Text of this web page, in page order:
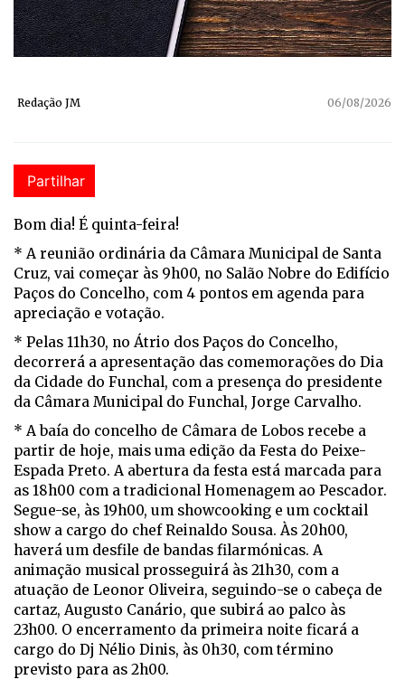
Redação JM 06/08/2026
Partilhar
Bom dia! É quinta-feira!
* A reunião ordinária da Câmara Municipal de Santa
Cruz, vai começar às 9h00, no Salão Nobre do Edifício
Paços do Concelho, com 4 pontos em agenda para
apreciação e votação.
* Pelas 11h30, no Átrio dos Paços do Concelho,
decorrerá a apresentação das comemorações do Dia
da Cidade do Funchal, com a presença do presidente
da Câmara Municipal do Funchal, Jorge Carvalho.
* A baía do concelho de Câmara de Lobos recebe a
partir de hoje, mais uma edição da Festa do Peixe-
Espada Preto. A abertura da festa está marcada para
as 18h00 com a tradicional Homenagem ao Pescador.
Segue-se, às 19h00, um showcooking e um cocktail
show a cargo do chef Reinaldo Sousa. Às 20h00,
haverá um desfile de bandas filarmónicas. A
animação musical prosseguirá às 21h30, com a
atuação de Leonor Oliveira, seguindo-se o cabeça de
cartaz, Augusto Canário, que subirá ao palco às
23h00. O encerramento da primeira noite ficará a
cargo do Dj Nélio Dinis, às 0h30, com término
previsto para as 2h00.